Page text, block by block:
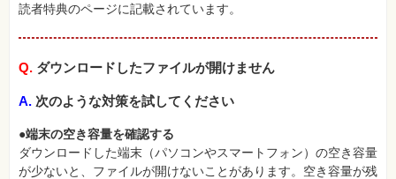
読者特典のページに記載されています。
Q. ダウンロードしたファイルが開けません
A. 次のような対策を試してください
●端末の空き容量を確認する
ダウンロードした端末（パソコンやスマートフォン）の空き容量
が少ないと、ファイルが開けないことがあります。空き容量が残